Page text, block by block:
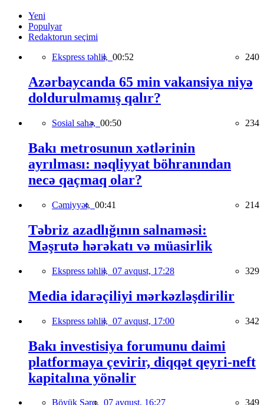
Yeni
Populyar
Redaktorun seçimi
Ekspress təhlil, 00:52 240
Azərbaycanda 65 min vakansiya niyə
doldurulmamış qalır?
Sosial sahə, 00:50 234
Bakı metrosunun xətlərinin
ayrılması: nəqliyyat böhranından
necə qaçmaq olar?
Cəmiyyət, 00:41 214
Təbriz azadlığının salnaməsi:
Məşrutə hərəkatı və müasirlik
Ekspress təhlil, 07 avqust, 17:28 329
Media idarəçiliyi mərkəzləşdirilir
Ekspress təhlil, 07 avqust, 17:00 342
Bakı investisiya forumunu daimi
platformaya çevirir, diqqət qeyri-neft
kapitalına yönəlir
Böyük Şərq, 07 avqust, 16:27 349